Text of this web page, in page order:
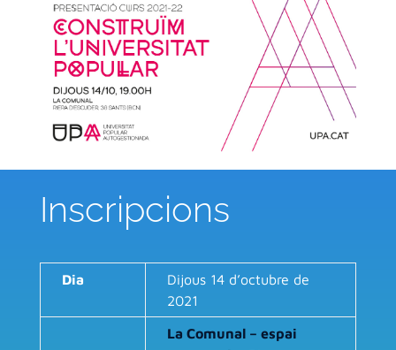
Inscripcions
Dia
Dijous 14 d’octubre de
2021
La Comunal – espai